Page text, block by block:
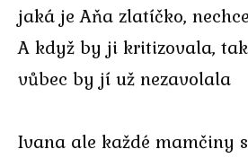
jaká je Aňa zlatíčko,
A když by ji kritizovala,
vůbec by jí už nezavolala
Ivana ale každé mamčiny